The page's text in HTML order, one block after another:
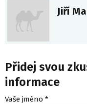
Jiří
Přidej svou
informace
Vaše jméno *